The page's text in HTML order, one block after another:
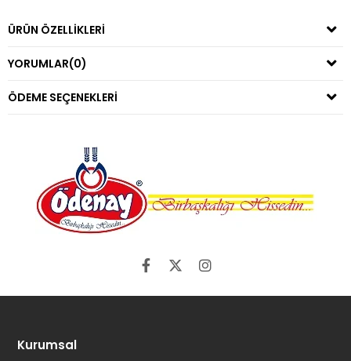
ÜRÜN ÖZELLIKLERI
YORUMLAR(0)
ÖDEME SEÇENEKLERI
Kurumsal